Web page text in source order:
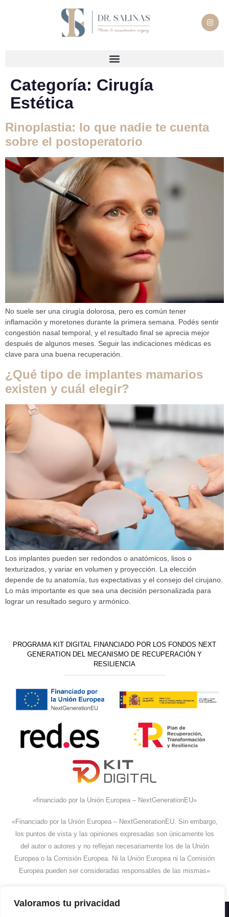
Valoramos tu privacidad
Categoría: Cirugía
Estética
Rinoplastia: lo que nadie te cuenta
sobre el postoperatorio
No suele ser una cirugía dolorosa, pero es común tener
inflamación y moretones durante la primera semana. Podés sentir
congestión nasal temporal, y el resultado final se aprecia mejor
después de algunos meses. Seguir las indicaciones médicas es
clave para una buena recuperación.
¿Qué tipo de implantes mamarios
existen y cuál elegir?
Los implantes pueden ser redondos o anatómicos, lisos o
texturizados, y variar en volumen y proyección. La elección
depende de tu anatomía, tus expectativas y el consejo del cirujano.
Lo más importante es que sea una decisión personalizada para
lograr un resultado seguro y armónico.
PROGRAMA KIT DIGITAL FINANCIADO POR LOS FONDOS NEXT
GENERATION DEL MECANISMO DE RECUPERACIÓN Y
RESILIENCIA
«financiado por la Unión Europea – NextGenerationEU»
«Financiado por la Unión Europea – NextGenerationEU. Sin embargo,
los puntos de vista y las opiniones expresadas son únicamente los
del autor o autores y no reflejan necesariamente los de la Unión
Europea o la Comisión Europea. Ni la Unión Europea ni la Comisión
Europea pueden ser consideradas responsables de las mismas»